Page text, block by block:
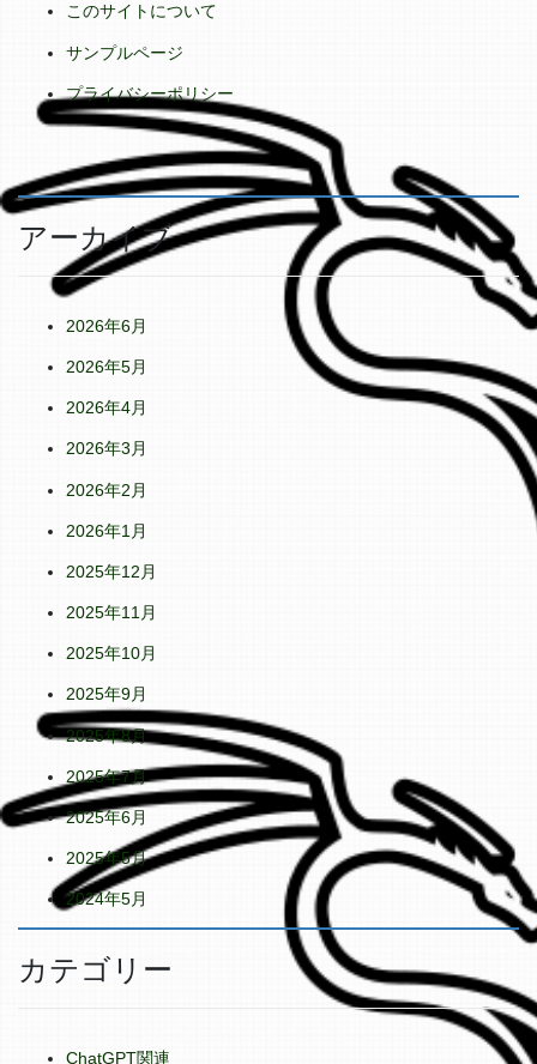
このサイトについて
サンプルページ
プライバシーポリシー
アーカイブ
2026年6月
2026年5月
2026年4月
2026年3月
2026年2月
2026年1月
2025年12月
2025年11月
2025年10月
2025年9月
2025年8月
2025年7月
2025年6月
2025年5月
2024年5月
カテゴリー
ChatGPT関連